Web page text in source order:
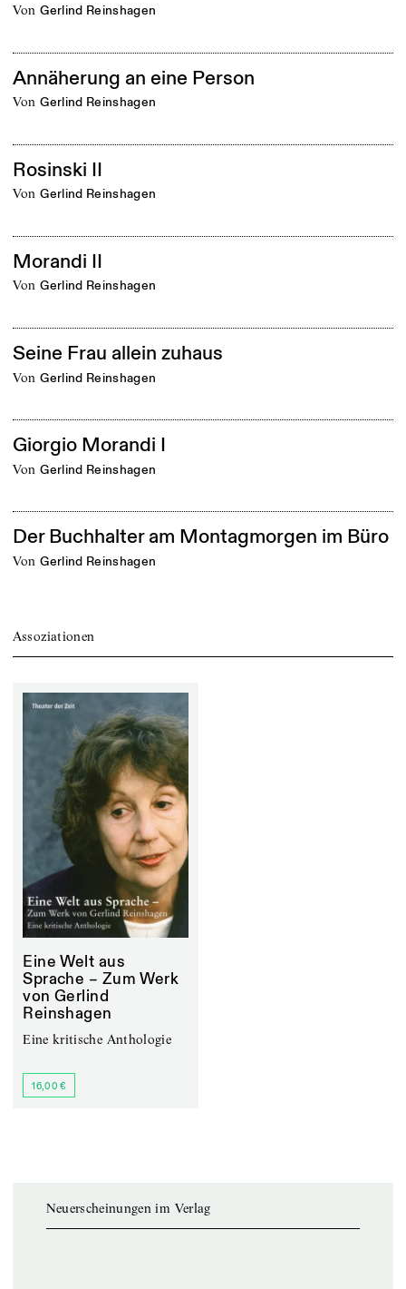
von Gerlind Reinshagen
Annäherung an eine Person
von Gerlind Reinshagen
Rosinski II
von Gerlind Reinshagen
Morandi II
von Gerlind Reinshagen
Seine Frau allein zuhaus
von Gerlind Reinshagen
Giorgio Morandi I
von Gerlind Reinshagen
Der Buchhalter am Montagmorgen im Büro
von Gerlind Reinshagen
Assoziationen
Eine Welt aus
Sprache – Zum Werk
von Gerlind
Reinshagen
Eine kritische Anthologie
16,00 €
Neuerscheinungen im Verlag